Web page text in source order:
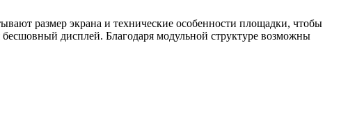
размер экрана и технические особенности площадки, чтобы
дисплей. Благодаря модульной структуре возможны